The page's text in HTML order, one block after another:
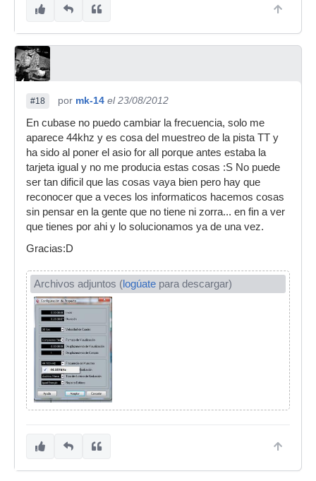
#18 por mk-14 el 23/08/2012
En cubase no puedo cambiar la frecuencia, solo me
aparece 44khz y es cosa del muestreo de la pista TT y
ha sido al poner el asio for all porque antes estaba la
tarjeta igual y no me producia estas cosas :S No puede
ser tan dificil que las cosas vaya bien pero hay que
reconocer que a veces los informaticos hacemos cosas
sin pensar en la gente que no tiene ni zorra... en fin a ver
que tienes por ahi y lo solucionamos ya de una vez.
Gracias:D
Archivos adjuntos (logúate para descargar)